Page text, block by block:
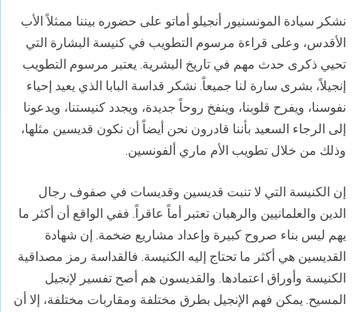
نشكر سيادة المونسنيور أنجيلو أماتو على حضوره بيننا ممثلاً الأب
الأقدس، وعلى قراءة مرسوم التطويب في كنيسة البشارة التي
تحيي ذكرى حدث مهم في تاريخ البشرية. يعتبر مرسوم التطويب
إنجيلاً، بشرى سارة لنا جميعاً. نشكر قداسة البابا الذي يعيد إحياء
نفوسنا، ويفرح قلوبنا، وينفخ روحاً جديدة، ويجدد كنيستنا، ويدعونا
إلى الرجاء السعيد بأننا قادرون نحن أيضاً أن نكون قديسين مثلها،
وذلك من خلال تطويب الأم ماري ألفونسين.
إن الكنيسة التي لا تنبت قديسين وقديسات في صفوف رجال
الدين والعلمانيين والرهبان تعتبر أماً عاقراً. ففي الواقع أن أكثر ما
يهم ليس بناء صروح كبيرة وإعداد مشاريع ضخمة. إن شهادة
القديسين هي أكثر ما تحتاج إليه الكنيسة. فالقداسة رمز مصداقية
الكنيسة وأوراق اعتمادها. والقديسون هم أصح تفسير لإنجيل
المسيح. يمكن فهم الإنجيل بطرق مختلفة ومقاربات مختلفة، إلا أن